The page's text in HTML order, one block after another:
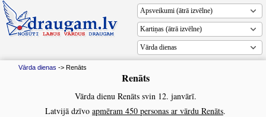
Vārda dienas
Vārda dienas -> Renāts
Renāts
Vārda dienu Renāts svin 12. janvārī.
Latvijā dzīvo apmēram 450 personas ar vārdu Renāts.